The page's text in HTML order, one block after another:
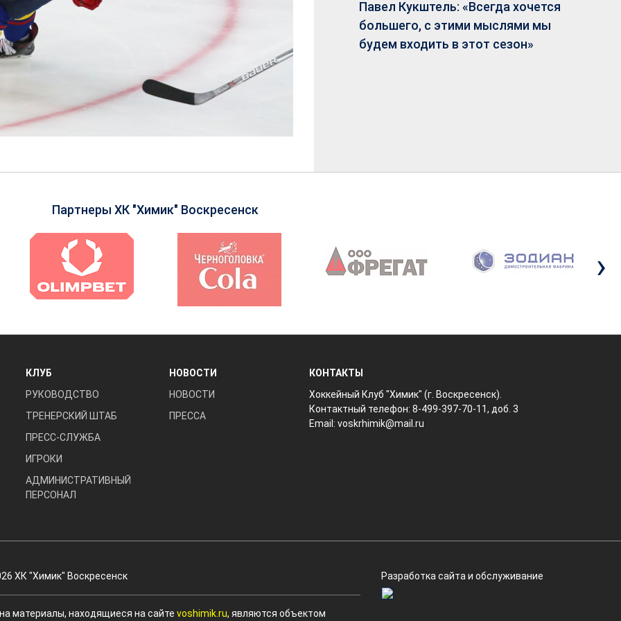
Павел Кукштель: «Всегда хочется
большего, с этими мыслями мы
будем входить в этот сезон»
Партнеры ХК "Химик" Воскресенск
›
КЛУБ
РУКОВОДСТВО
ТРЕНЕРСКИЙ ШТАБ
ПРЕСС-СЛУЖБА
ИГРОКИ
АДМИНИСТРАТИВНЫЙ
ПЕРСОНАЛ
НОВОСТИ
НОВОСТИ
ПРЕССА
КОНТАКТЫ
Хоккейный Клуб "Химик" (г. Воскресенск).
Контактный телефон: 8-499-397-70-11, доб. 3
Email:voskrhimik@mail.ru
ХК "Химик" Воскресенск
материалы, находящиеся на сайте voshimik.ru, являются объектом
Разработка сайта и обслуживание